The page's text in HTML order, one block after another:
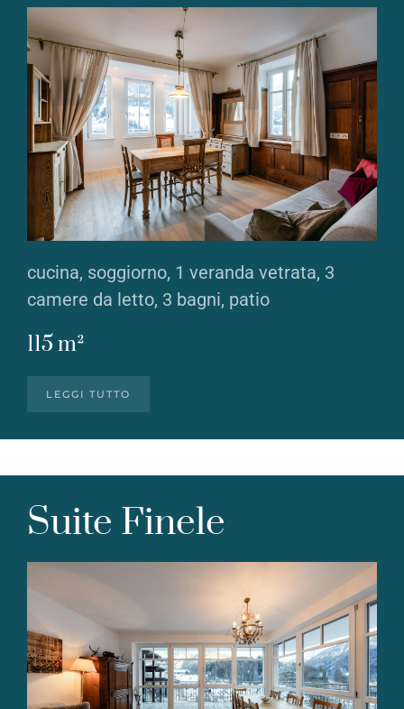
cucina, soggiorno, 1 veranda vetrata, 3
camere da letto, 3 bagni, patio
115 m²
LEGGI TUTTO
Suite Finele